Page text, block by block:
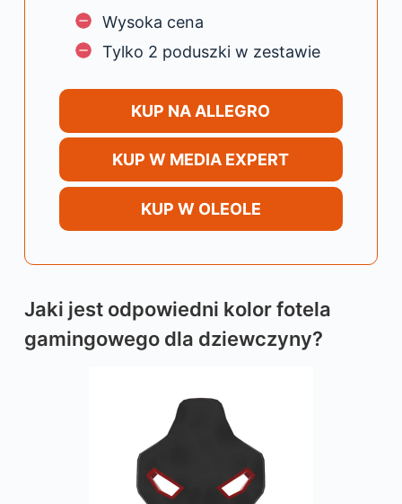
Wysoka cena
Tylko 2 poduszki w zestawie
KUP NA ALLEGRO
KUP W MEDIA EXPERT
KUP W OLEOLE
Jaki jest odpowiedni kolor fotela
gamingowego dla dziewczyny?